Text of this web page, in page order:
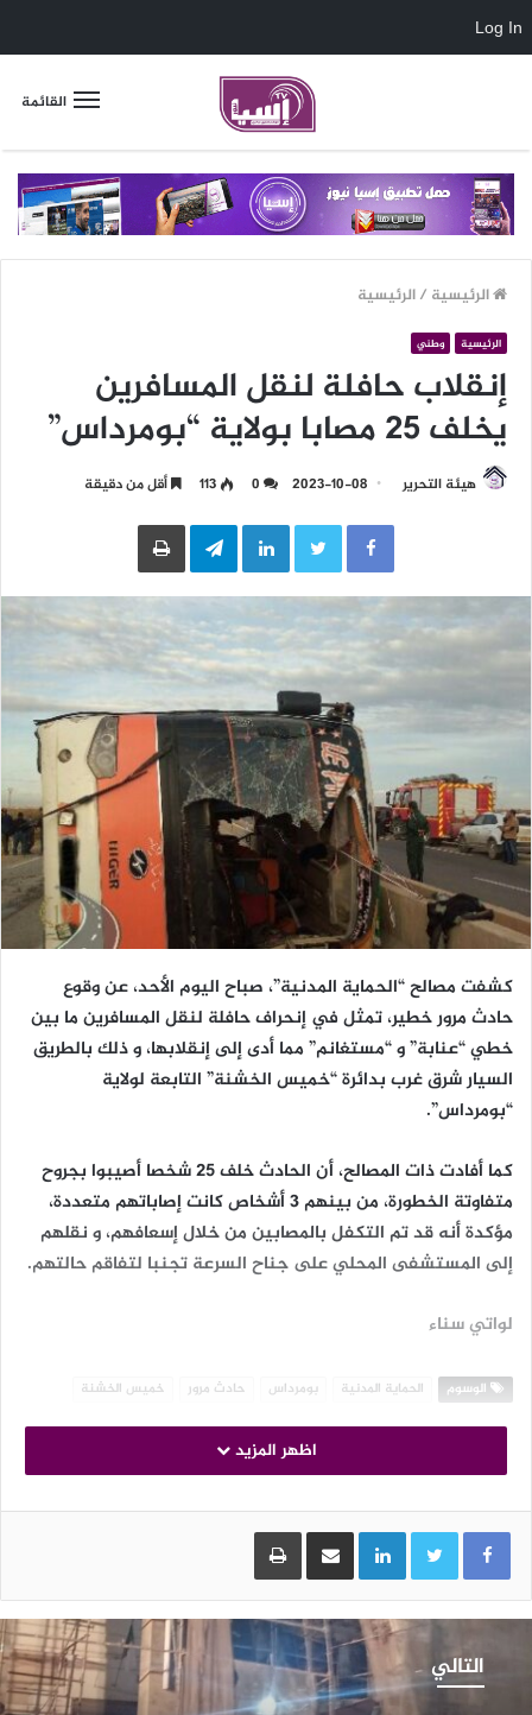
القائمة
الرئيسية /الرئيسية
الرئيسية وطني
إنقلاب حافلة لنقل المسافرين
يخلف 25 مصابا بولاية “بومرداس”
هيئة التحرير 2023-10-08
113 أقل من دقيقة
LinkedIn
Telegramطباعة
كشفت مصالح “الحماية المدنية”، صباح اليوم الأحد، عن وقوع
حادث مرور خطير، تمثل في إنحراف حافلة لنقل المسافرين ما بين
خطي “عنابة” و “مستغانم” مما أدى إلى إنقلابها، و ذلك بالطريق
السيار شرق غرب بدائرة “خميس الخشنة” التابعة لولاية
“بومرداس”.
كما أفادت ذات المصالح، أن الحادث خلف 25 شخصا أصيبوا بجروح
متفاوتة الخطورة، من بينهم 3 أشخاص كانت إصاباتهم متعددة،
مؤكدة أنه قد تم التكفل بالمصابين من خلال إسعافهم، و نقلهم
إلى المستشفى المحلي على جناح السرعة تجنبا لتفاقم حالتهم.
لواتي سناء
الوسوم الحماية المدنية بومرداس حادث مرور خميس الخشنة
اظهر المزيد
LinkedInمشاركة عبر البريد طباعة
التالي
Log In